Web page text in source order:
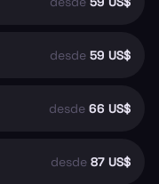
desde 59 US$
desde 66 US$
desde 87 US$